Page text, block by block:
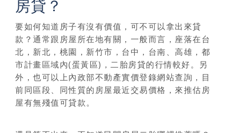
房貸？
要如何知道房子有沒有價值，可不可以拿出來貸
款？通常跟房屋所在地有關，一般而言，座落在台
北，新北，桃園，新竹市，台中，台南、高雄，都
市計畫區域內(蛋黃區)，二胎房貸的行情較好。另
外，也可以上內政部不動產實價登錄網站查詢，目
前同區段、同性質的房屋最近交易價格，來推估房
屋有無殘值可貸款。